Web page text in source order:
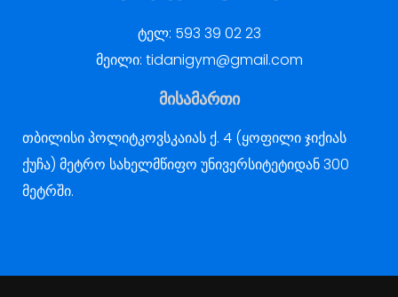
ტელ: 593 39 02 23
მეილი: tidanigym@gmail.com
მისამართი
თბილისი პოლიტკოვსკაიას ქ. 4 (ყოფილი ჯიქიას
ქუჩა) მეტრო სახელმწიფო უნივერსიტეტიდან 300
მეტრში.